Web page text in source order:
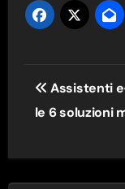
articoli
Assistenti
le 6 soluzioni